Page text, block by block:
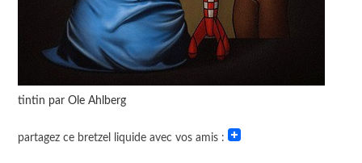
tintin par Ole Ahlberg
partagez ce bretzel liquide avec vos amis :